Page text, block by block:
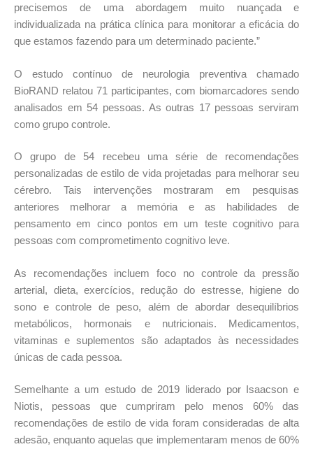
precisemos de uma abordagem muito nuançada e
individualizada na prática clínica para monitorar a eficácia do
que estamos fazendo para um determinado paciente.”
O estudo contínuo de neurologia preventiva chamado
BioRAND relatou 71 participantes, com biomarcadores sendo
analisados em 54 pessoas. As outras 17 pessoas serviram
como grupo controle.
O grupo de 54 recebeu uma série de recomendações
personalizadas de estilo de vida projetadas para melhorar seu
cérebro. Tais intervenções mostraram em pesquisas
anteriores melhorar a memória e as habilidades de
pensamento em cinco pontos em um teste cognitivo para
pessoas com comprometimento cognitivo leve.
As recomendações incluem foco no controle da pressão
arterial, dieta, exercícios, redução do estresse, higiene do
sono e controle de peso, além de abordar desequilíbrios
metabólicos, hormonais e nutricionais. Medicamentos,
vitaminas e suplementos são adaptados às necessidades
únicas de cada pessoa.
Semelhante a um estudo de 2019 liderado por Isaacson e
Niotis, pessoas que cumpriram pelo menos 60% das
recomendações de estilo de vida foram consideradas de alta
adesão, enquanto aquelas que implementaram menos de 60%